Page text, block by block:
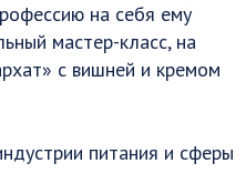
на себя ему
мастер-класс, на
с вишней и кремом
питания и сферы